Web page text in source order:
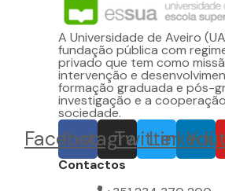
A Universidade de Aveiro
fundação pública com
privado que tem como
intervenção e
formação graduada e pós-
investigação e a
sociedade.
Facebook
Instagram
TwitterLinkedin
Contactos